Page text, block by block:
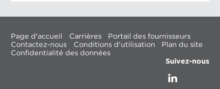
Page d'accueil Carrières
Portail des fournisseurs
Contactez-nous
Conditions d'utilisation
Plan du site
Confidentialité des données
Suivez-nous